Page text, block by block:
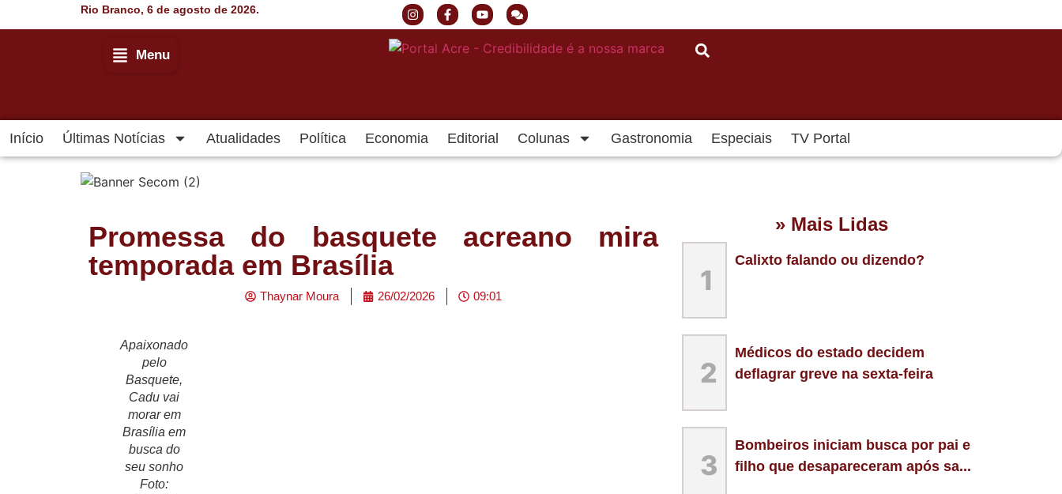
Rio Branco, 6 de agosto de 2026.
Menu
Últimas
Início Últimas Notícias Atualidades Política Economia Editorial Colunas Gastronomia Especiais TV Portal
Promessa do basquete acreano mira
temporada em Brasília
Thaynar Moura 26/02/2026 09:01
Apaixonado
pelo
Basquete,
Cadu vai
morar em
Brasília em
busca do
seu sonho
Foto:
» Mais Lidas
1
Calixto falando ou dizendo?
2
Médicos do estado decidem
deflagrar greve na sexta-feira
3
Bombeiros iniciam busca por pai e
filho que desapareceram após sa...